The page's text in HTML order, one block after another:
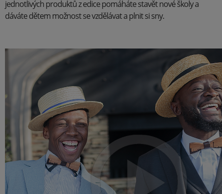
jednotlivých produktů z edice pomáháte stavět nové školy a
dáváte dětem možnost se vzdělávat a plnit si sny.